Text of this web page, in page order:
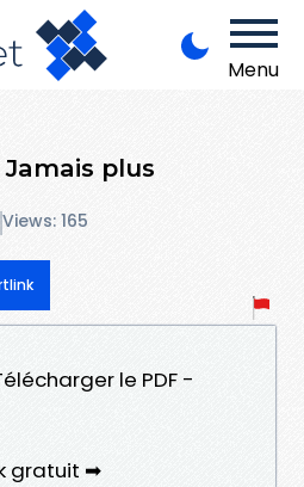
Menu
plus
Views: 165
le PDF -
gratuit ➡